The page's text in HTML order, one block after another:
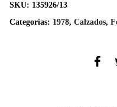
SKU: 135926/13
Categorías: 1978, Calzados,